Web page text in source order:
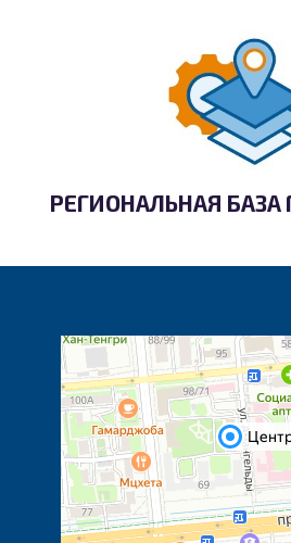
РЕГИОНАЛЬНАЯ